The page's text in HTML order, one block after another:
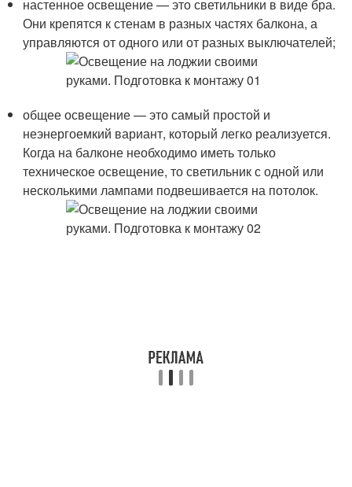
настенное освещение — это светильники в виде бра.
Они крепятся к стенам в разных частях балкона, а
управляются от одного или от разных выключателей;
общее освещение — это самый простой и
неэнергоемкий вариант, который легко реализуется.
Когда на балконе необходимо иметь только
техническое освещение, то светильник с одной или
несколькими лампами подвешивается на потолок.